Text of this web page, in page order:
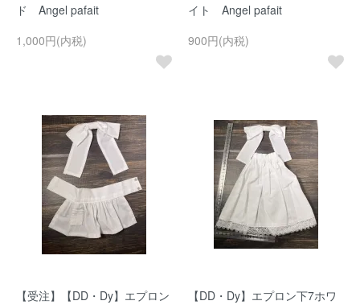
ド Angel pafait
1,000円(内税)
イト Angel pafait
900円(内税)
【受注】【DD・Dy】エプロン
【DD・Dy】エプロン下7ホワ